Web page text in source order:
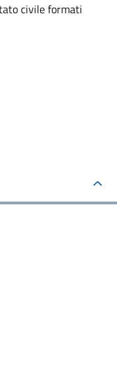
civile formati